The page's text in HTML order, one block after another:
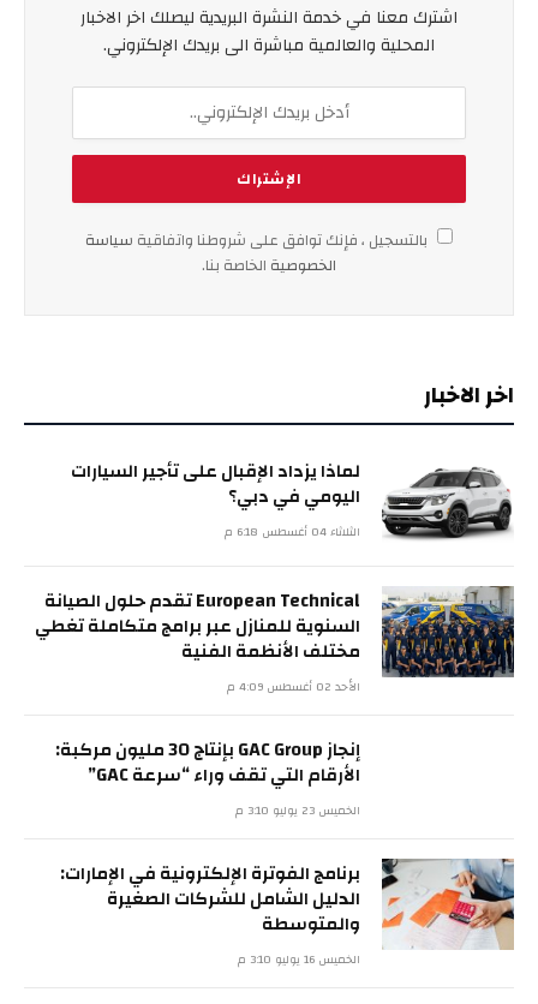
اشترك معنا في خدمة النشرة البريدية ليصلك اخر الاخبار
المحلية والعالمية مباشرة الى بريدك الإلكتروني.
بالتسجيل ، فإنك توافق على شروطنا واتفاقية سياسة
الخصوصية الخاصة بنا.
اخر الاخبار
لماذا يزداد الإقبال على تأجير السيارات
اليومي في دبي؟
الثلاثاء 04 أغسطس 6:18 م
European Technical تقدم حلول الصيانة
السنوية للمنازل عبر برامج متكاملة تغطي
مختلف الأنظمة الفنية
الأحد 02 أغسطس 4:09 م
إنجاز GAC Group بإنتاج 30 مليون مركبة:
الأرقام التي تقف وراء “سرعة GAC”
الخميس 23 يوليو 3:10 م
برنامج الفوترة الإلكترونية في الإمارات:
الدليل الشامل للشركات الصغيرة
والمتوسطة
الخميس 16 يوليو 3:10 م